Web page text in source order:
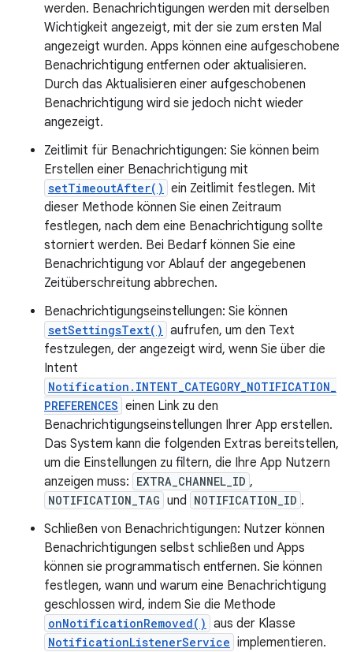
werden. Benachrichtigungen werden mit derselben
Wichtigkeit angezeigt, mit der sie zum ersten Mal
angezeigt wurden. Apps können eine aufgeschobene
Benachrichtigung entfernen oder aktualisieren.
Durch das Aktualisieren einer aufgeschobenen
Benachrichtigung wird sie jedoch nicht wieder
angezeigt.
Zeitlimit für Benachrichtigungen: Sie können beim
Erstellen einer Benachrichtigung mit
setTimeoutAfter() ein Zeitlimit festlegen. Mit
dieser Methode können Sie einen Zeitraum
festlegen, nach dem eine Benachrichtigung sollte
storniert werden. Bei Bedarf können Sie eine
Benachrichtigung vor Ablauf der angegebenen
Zeitüberschreitung abbrechen.
Benachrichtigungseinstellungen: Sie können
setSettingsText() aufrufen, um den Text
festzulegen, der angezeigt wird, wenn Sie über die
Intent
Notification.INTENT_CATEGORY_NOTIFICATION_
PREFERENCES einen Link zu den
Benachrichtigungseinstellungen Ihrer App erstellen.
Das System kann die folgenden Extras bereitstellen,
um die Einstellungen zu filtern, die Ihre App Nutzern
anzeigen muss: EXTRA_CHANNEL_ID ,
NOTIFICATION_TAG und NOTIFICATION_ID .
Schließen von Benachrichtigungen: Nutzer können
Benachrichtigungen selbst schließen und Apps
können sie programmatisch entfernen. Sie können
festlegen, wann und warum eine Benachrichtigung
geschlossen wird, indem Sie die Methode
onNotificationRemoved() aus der Klasse
NotificationListenerService implementieren.